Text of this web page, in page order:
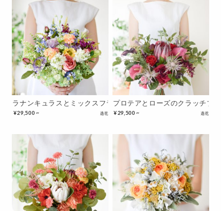
ラナンキュラスとミックスフラワーのカラフルブーケ
¥29,500 ~ 造花
プロテアとローズのクラッチブ
¥29,500 ~ 造花